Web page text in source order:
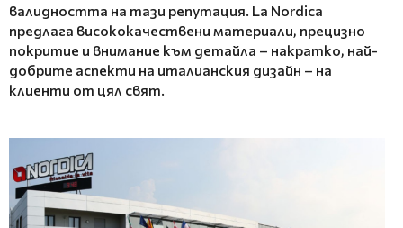
валидността на тази репутация. La Nordica
предлага висококачествени материали, прецизно
покритие и внимание към детайла – накратко, най-
добрите аспекти на италианския дизайн – на
клиенти от цял ​​свят.